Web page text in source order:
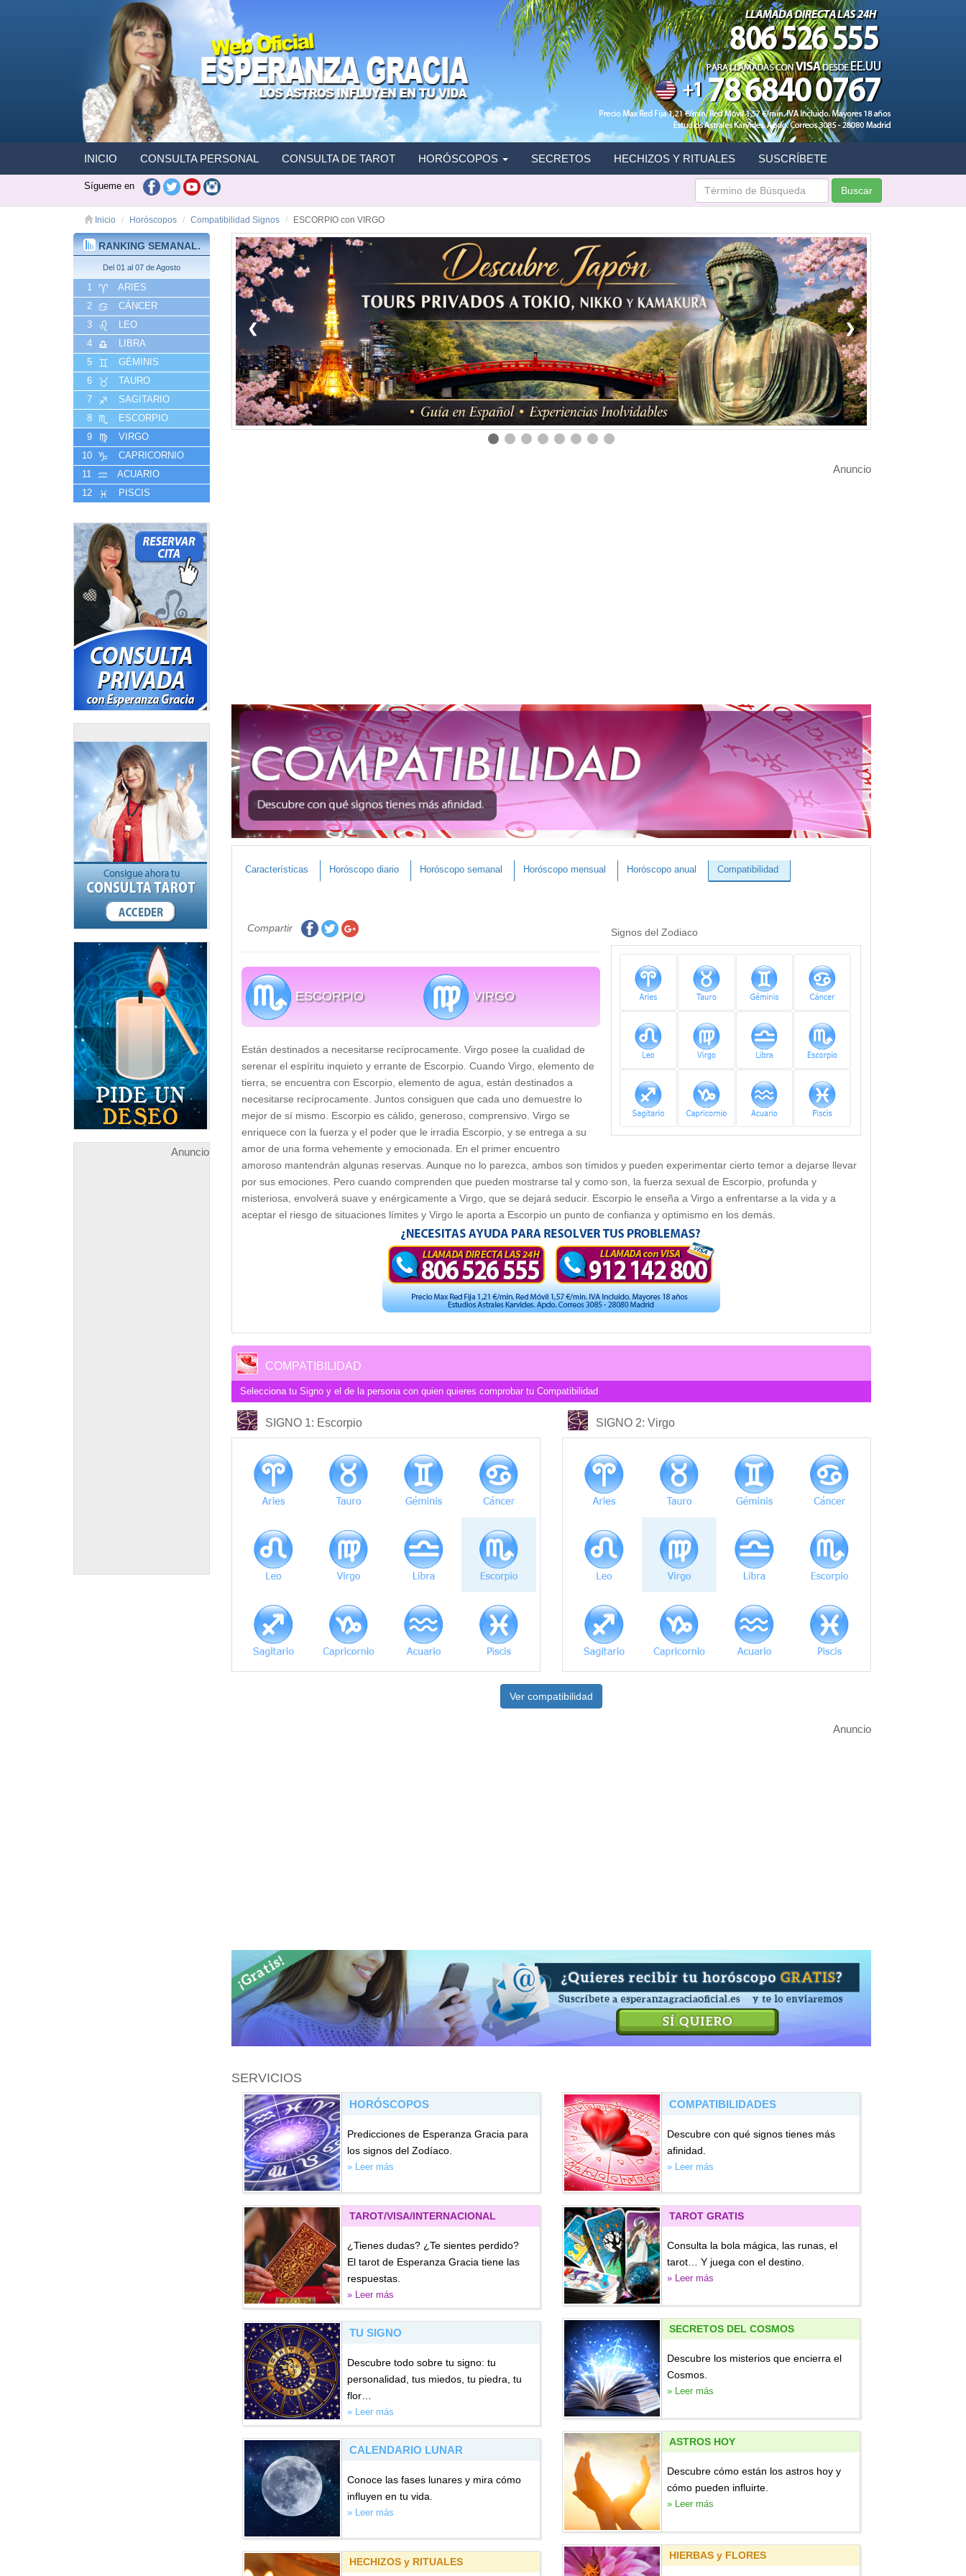
INICIO CONSULTA PERSONAL CONSULTA DE TAROT HORÓSCOPOS SECRETOS HECHIZOS Y RITUALES SUSCRÍBETE
Sígueme en Buscar
Inicio Horóscopos Compatibilidad Signos ESCORPIO con VIRGO
RANKING SEMANAL.
Del 01 al 07 de Agosto
1
ARIES
2
CÁNCER
3
LEO
4
LIBRA
5
GÉMINIS
6
TAURO
7
SAGITARIO
8
ESCORPIO
9
VIRGO
10
CAPRICORNIO
11
ACUARIO
12
PISCIS
Anuncio
❮ ❯
Anuncio
Características Horóscopo diario Horóscopo semanal Horóscopo mensual Horóscopo anual Compatibilidad
Signos del Zodiaco
Compartir
ESCORPIO VIRGO
Están destinados a necesitarse recíprocamente. Virgo posee la cualidad de
serenar el espíritu inquieto y errante de Escorpio. Cuando Virgo, elemento de
tierra, se encuentra con Escorpio, elemento de agua, están destinados a
necesitarse recíprocamente. Juntos consiguen que cada uno demuestre lo
mejor de sí mismo. Escorpio es cálido, generoso, comprensivo. Virgo se
enriquece con la fuerza y el poder que le irradia Escorpio, y se entrega a su
amor de una forma vehemente y emocionada. En el primer encuentro
amoroso mantendrán algunas reservas. Aunque no lo parezca, ambos son tímidos y pueden experimentar cierto temor a dejarse llevar
por sus emociones. Pero cuando comprenden que pueden mostrarse tal y como son, la fuerza sexual de Escorpio, profunda y
misteriosa, envolverá suave y enérgicamente a Virgo, que se dejará seducir. Escorpio le enseña a Virgo a enfrentarse a la vida y a
aceptar el riesgo de situaciones límites y Virgo le aporta a Escorpio un punto de confianza y optimismo en los demás.
COMPATIBILIDAD
Selecciona tu Signo y el de la persona con quien quieres comprobar tu Compatibilidad
SIGNO 1: Escorpio SIGNO 2: Virgo
Ver compatibilidad
Anuncio
SERVICIOS
HORÓSCOPOS
Predicciones de Esperanza Gracia para
los signos del Zodíaco.
» Leer más
TAROT/VISA/INTERNACIONAL
¿Tienes dudas? ¿Te sientes perdido?
El tarot de Esperanza Gracia tiene las
respuestas.
» Leer más
TU SIGNO
Descubre todo sobre tu signo: tu
personalidad, tus miedos, tu piedra, tu
flor…
» Leer más
CALENDARIO LUNAR
Conoce las fases lunares y mira cómo
influyen en tu vida.
» Leer más
HECHIZOS y RITUALES
COMPATIBILIDADES
Descubre con qué signos tienes más
afinidad.
» Leer más
TAROT GRATIS
Consulta la bola mágica, las runas, el
tarot… Y juega con el destino.
» Leer más
SECRETOS DEL COSMOS
Descubre los misterios que encierra el
Cosmos.
» Leer más
ASTROS HOY
Descubre cómo están los astros hoy y
cómo pueden influirte.
» Leer más
HIERBAS y FLORES